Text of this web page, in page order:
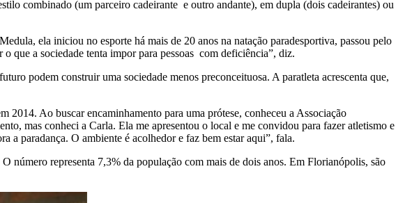
combinado (um parceiro cadeirante e outro andante), em dupla (dois cadeirantes) ou
ela iniciou no esporte há mais de 20 anos na natação paradesportiva, passou pelo
que a sociedade tenta impor para pessoas com deficiência”, diz.
podem construir uma sociedade menos preconceituosa. A paratleta acrescenta que,
Ao buscar encaminhamento para uma prótese, conheceu a Associação
mas conheci a Carla. Ela me apresentou o local e me convidou para fazer atletismo e
paradança. O ambiente é acolhedor e faz bem estar aqui”, fala.
representa 7,3% da população com mais de dois anos. Em Florianópolis, são